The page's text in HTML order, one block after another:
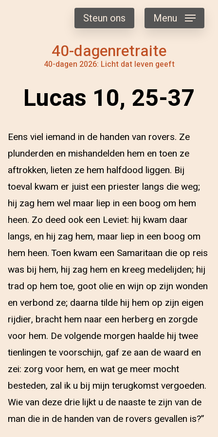
40-dagenretraite
40-dagen 2026: Licht dat leven geeft
Steun ons Menu
Lucas 10, 25-37
Eens viel iemand in de handen van rovers. Ze
plunderden en mishandelden hem en toen ze
aftrokken, lieten ze hem halfdood liggen. Bij
toeval kwam er juist een priester langs die weg;
hij zag hem wel maar liep in een boog om hem
heen. Zo deed ook een Leviet: hij kwam daar
langs, en hij zag hem, maar liep in een boog om
hem heen. Toen kwam een Samaritaan die op reis
was bij hem, hij zag hem en kreeg medelijden; hij
trad op hem toe, goot olie en wijn op zijn wonden
en verbond ze; daarna tilde hij hem op zijn eigen
rijdier, bracht hem naar een herberg en zorgde
voor hem. De volgende morgen haalde hij twee
tienlingen te voorschijn, gaf ze aan de waard en
zei: zorg voor hem, en wat ge meer mocht
besteden, zal ik u bij mijn terugkomst vergoeden.
Wie van deze drie lijkt u de naaste te zijn van de
man die in de handen van de rovers gevallen is?”